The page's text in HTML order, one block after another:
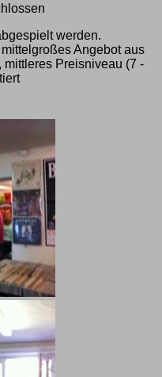
werden.
Angebot aus
mittleres Preisniveau (7 -